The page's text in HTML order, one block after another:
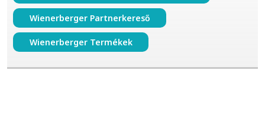
Wienerberger Partnerkereső
Wienerberger Termékek